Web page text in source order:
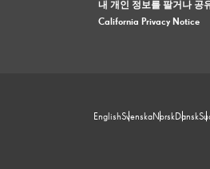
내 개인 정보를 팔거나 공
California Privacy Notice
EnglishSvenskaNorskDansk